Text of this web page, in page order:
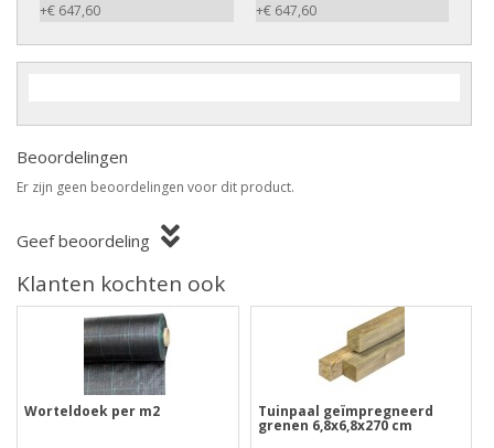
+€ 647,60
+€ 647,60
Beoordelingen
Er zijn geen beoordelingen voor dit product.
Geef beoordeling
Klanten kochten ook
Worteldoek per m2 Tuinpaal geïmpregneerd
grenen 6,8x6,8x270 cm